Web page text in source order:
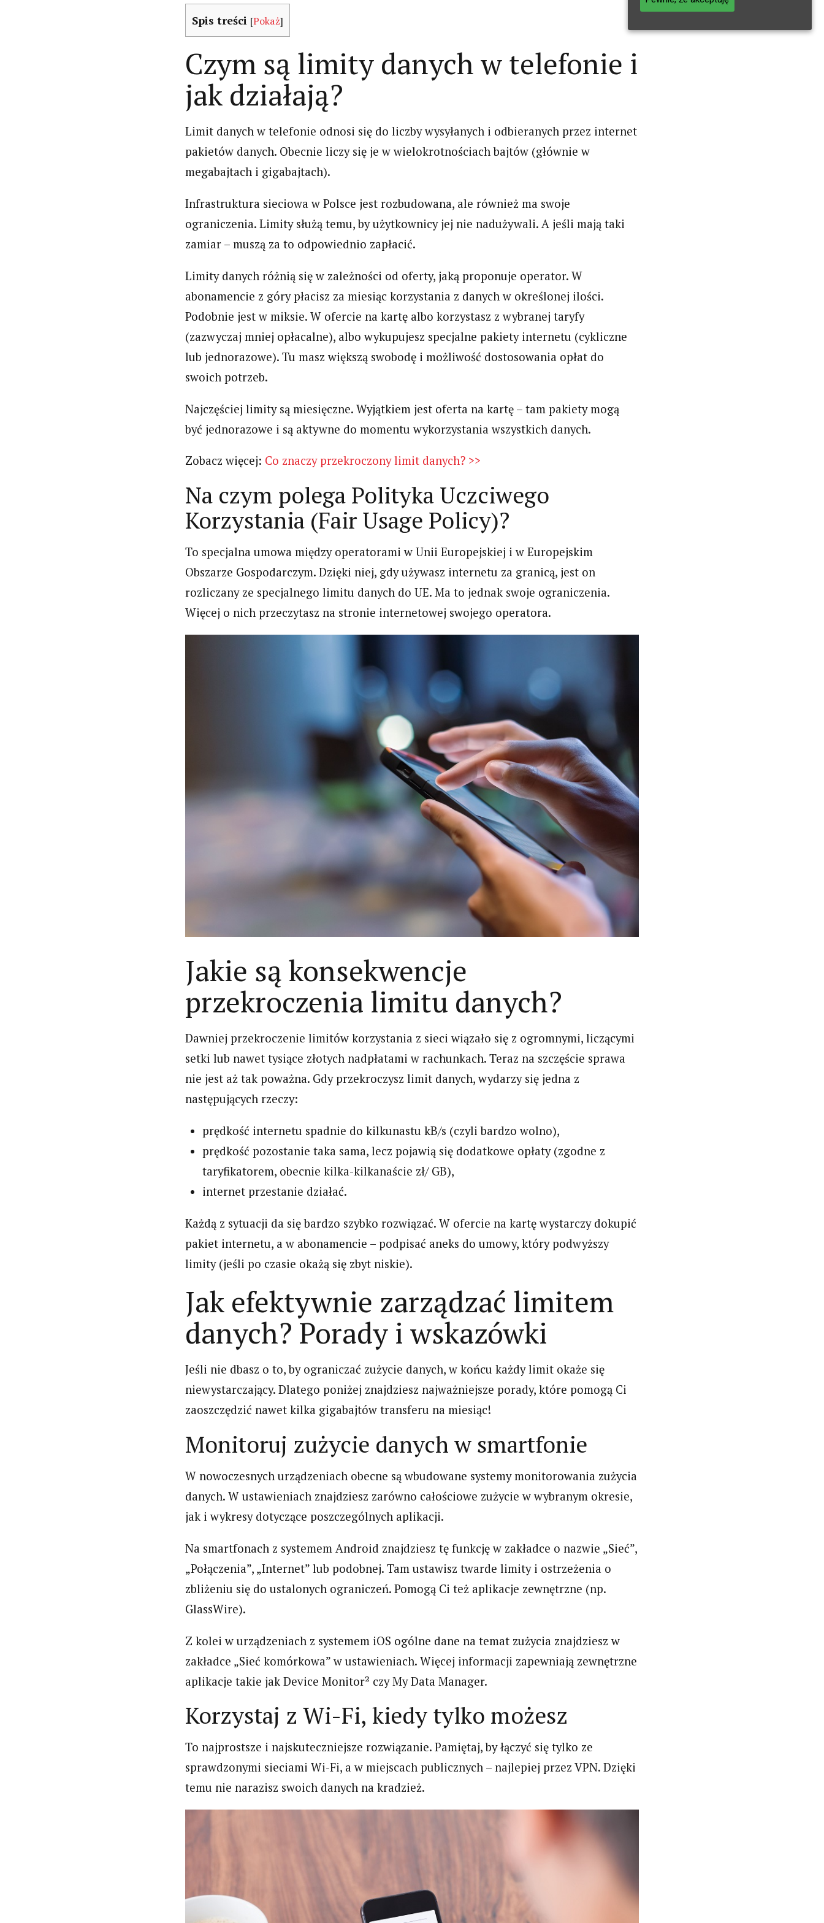
niezbędnym
wyposażeniem
każdego kierowcy.
Recenzja
komputerze
recenzja.
przesiadka z
Chromecast.
przystawki
Spis treści [Pokaż]
Czym są limity danych w telefonie i
jak działają?
Limit danych w telefonie odnosi się do liczby wysyłanych i odbieranych przez internet
pakietów danych. Obecnie liczy się je w wielokrotnościach bajtów (głównie w
megabajtach i gigabajtach).
Infrastruktura sieciowa w Polsce jest rozbudowana, ale również ma swoje
ograniczenia. Limity służą temu, by użytkownicy jej nie nadużywali. A jeśli mają taki
zamiar – muszą za to odpowiednio zapłacić.
Limity danych różnią się w zależności od oferty, jaką proponuje operator. W
abonamencie z góry płacisz za miesiąc korzystania z danych w określonej ilości.
Podobnie jest w miksie. W ofercie na kartę albo korzystasz z wybranej taryfy
(zazwyczaj mniej opłacalne), albo wykupujesz specjalne pakiety internetu (cykliczne
lub jednorazowe). Tu masz większą swobodę i możliwość dostosowania opłat do
swoich potrzeb.
Najczęściej limity są miesięczne. Wyjątkiem jest oferta na kartę – tam pakiety mogą
być jednorazowe i są aktywne do momentu wykorzystania wszystkich danych.
Zobacz więcej: Co znaczy przekroczony limit danych? >>
Na czym polega Polityka Uczciwego
Korzystania (Fair Usage Policy)?
To specjalna umowa między operatorami w Unii Europejskiej i w Europejskim
Obszarze Gospodarczym. Dzięki niej, gdy używasz internetu za granicą, jest on
rozliczany ze specjalnego limitu danych do UE. Ma to jednak swoje ograniczenia.
Więcej o nich przeczytasz na stronie internetowej swojego operatora.
Jakie są konsekwencje
przekroczenia limitu danych?
Dawniej przekroczenie limitów korzystania z sieci wiązało się z ogromnymi, liczącymi
setki lub nawet tysiące złotych nadpłatami w rachunkach. Teraz na szczęście sprawa
nie jest aż tak poważna. Gdy przekroczysz limit danych, wydarzy się jedna z
następujących rzeczy:
prędkość internetu spadnie do kilkunastu kB/s (czyli bardzo wolno),
prędkość pozostanie taka sama, lecz pojawią się dodatkowe opłaty (zgodne z
taryfikatorem, obecnie kilka-kilkanaście zł/ GB),
internet przestanie działać.
Każdą z sytuacji da się bardzo szybko rozwiązać. W ofercie na kartę wystarczy dokupić
pakiet internetu, a w abonamencie – podpisać aneks do umowy, który podwyższy
limity (jeśli po czasie okażą się zbyt niskie).
Jak efektywnie zarządzać limitem
danych? Porady i wskazówki
Jeśli nie dbasz o to, by ograniczać zużycie danych, w końcu każdy limit okaże się
niewystarczający. Dlatego poniżej znajdziesz najważniejsze porady, które pomogą Ci
zaoszczędzić nawet kilka gigabajtów transferu na miesiąc!
Monitoruj zużycie danych w smartfonie
W nowoczesnych urządzeniach obecne są wbudowane systemy monitorowania zużycia
danych. W ustawieniach znajdziesz zarówno całościowe zużycie w wybranym okresie,
jak i wykresy dotyczące poszczególnych aplikacji.
Na smartfonach z systemem Android znajdziesz tę funkcję w zakładce o nazwie „Sieć”,
„Połączenia”, „Internet” lub podobnej. Tam ustawisz twarde limity i ostrzeżenia o
zbliżeniu się do ustalonych ograniczeń. Pomogą Ci też aplikacje zewnętrzne (np.
GlassWire).
Z kolei w urządzeniach z systemem iOS ogólne dane na temat zużycia znajdziesz w
zakładce „Sieć komórkowa” w ustawieniach. Więcej informacji zapewniają zewnętrzne
aplikacje takie jak Device Monitor² czy My Data Manager.
Korzystaj z Wi-Fi, kiedy tylko możesz
To najprostsze i najskuteczniejsze rozwiązanie. Pamiętaj, by łączyć się tylko ze
sprawdzonymi sieciami Wi-Fi, a w miejscach publicznych – najlepiej przez VPN. Dzięki
temu nie narazisz swoich danych na kradzież.